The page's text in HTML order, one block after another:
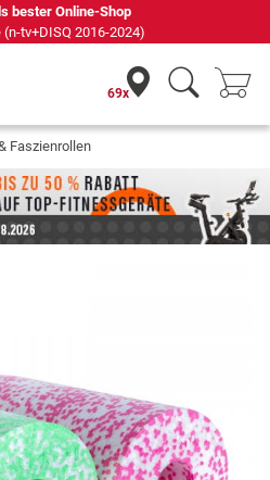
Experte für Heimfitness
69x
Faszienrollen